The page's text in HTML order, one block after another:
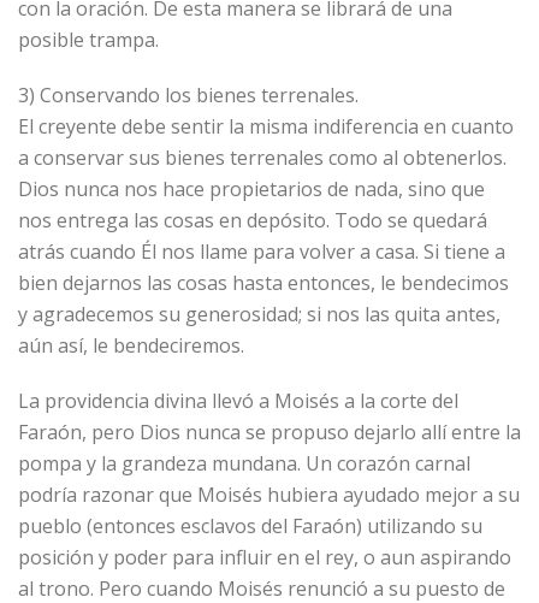
con la oración. De esta manera se librará de una
posible trampa.
3) Conservando los bienes terrenales.
El creyente debe sentir la misma indiferencia en cuanto
a conservar sus bienes terrenales como al obtenerlos.
Dios nunca nos hace propietarios de nada, sino que
nos entrega las cosas en depósito. Todo se quedará
atrás cuando Él nos llame para volver a casa. Si tiene a
bien dejarnos las cosas hasta entonces, le bendecimos
y agradecemos su generosidad; si nos las quita antes,
aún así, le bendeciremos.
La providencia divina llevó a Moisés a la corte del
Faraón, pero Dios nunca se propuso dejarlo allí entre la
pompa y la grandeza mundana. Un corazón carnal
podría razonar que Moisés hubiera ayudado mejor a su
pueblo (entonces esclavos del Faraón) utilizando su
posición y poder para influir en el rey, o aun aspirando
al trono. Pero cuando Moisés renunció a su puesto de